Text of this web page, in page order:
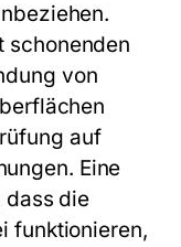
schonenden
von
auf
Eine
dass die
funktionieren,